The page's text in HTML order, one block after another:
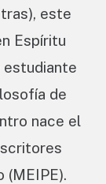
este
Espíritu
estudiante
de
nace el
(MEIPE).